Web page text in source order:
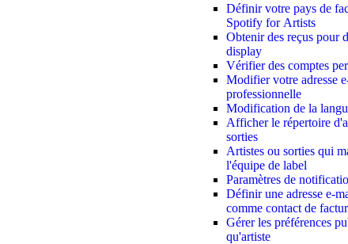
Définir votre pays de
Spotify for Artists
Obtenir des reçus pour
display
Vérifier des comptes
Modifier votre adresse
professionnelle
Modification de la
Afficher le répertoire
sorties
Artistes ou sorties qui
l'équipe de label
Paramètres de
Définir une adresse e-
comme contact de
Gérer les préférences
qu'artiste